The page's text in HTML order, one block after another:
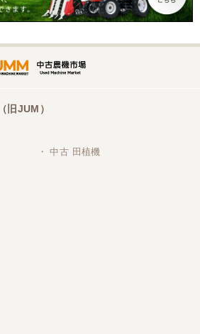
旧JUM）
・ 中古 田植機